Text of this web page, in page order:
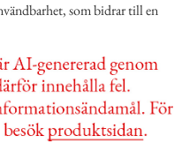
som bidrar till en